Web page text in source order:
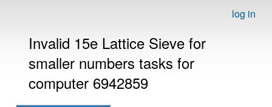
log in
Invalid 15e Lattice Sieve for
smaller numbers tasks for
computer 6942859